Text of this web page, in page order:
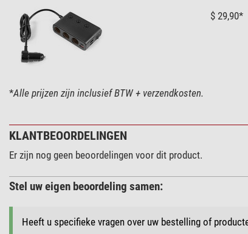
$ 29,90*
*Alle prijzen zijn inclusief BTW + verzendkosten.
KLANTBEOORDELINGEN
Er zijn nog geen beoordelingen voor dit product.
Stel uw eigen beoordeling samen:
Heeft u specifieke vragen over uw bestelling of